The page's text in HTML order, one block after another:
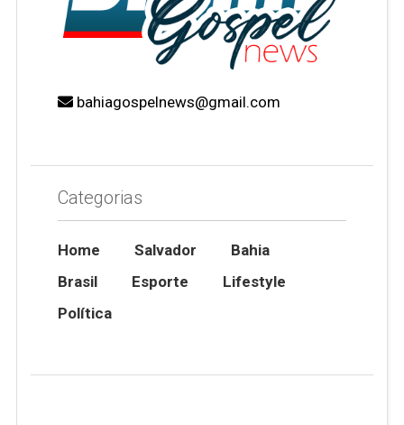
bahiagospelnews@gmail.com
Categorias
Home Salvador
Bahia
Brasil
Esporte
Lifestyle
Política